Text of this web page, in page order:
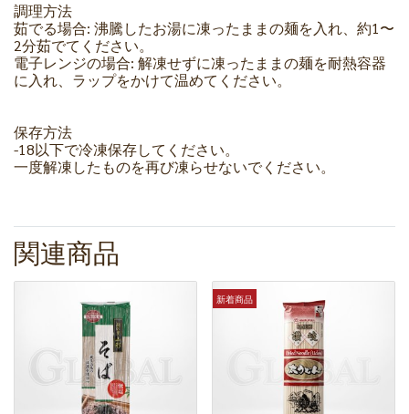
調理方法
茹でる場合: 沸騰したお湯に凍ったままの麺を入れ、約1〜
2分茹でてください。
電子レンジの場合: 解凍せずに凍ったままの麺を耐熱容器
に入れ、ラップをかけて温めてください。
保存方法
-18以下で冷凍保存してください。
一度解凍したものを再び凍らせないでください。
関連商品
新着商品